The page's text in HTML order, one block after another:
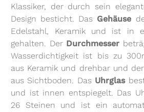
Klassiker, der durch sein
Design besticht. Das Gehäuse
Edelstahl, Keramik und ist in
gehalten. Der Durchmesser
Wasserdichtigkeit ist bis zu
aus Keramik und drehbar und der
aus Sichtboden. Das Uhrglas
und ist innen entspiegelt. Das Uhrwerk besteht aus
26 Steinen und ist ein